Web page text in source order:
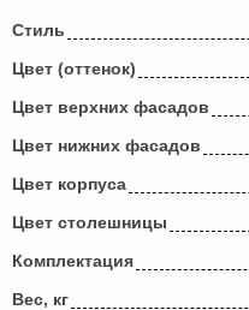
Стиль
Цвет (оттенок)
Цвет верхних фасадов
Цвет нижних фасадов
Цвет корпуса
Цвет столешницы
Комплектация
Вес, кг